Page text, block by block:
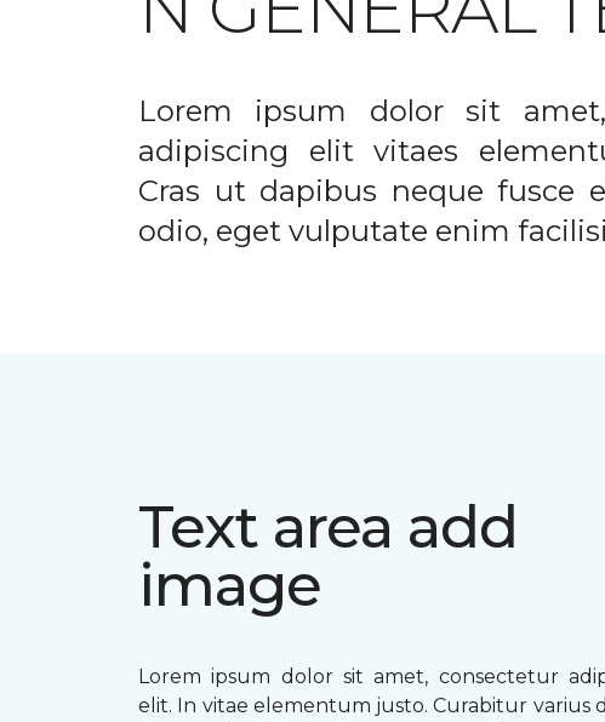
Lorem ipsum dolor sit
adipiscing elit vitaes
Cras ut dapibus neque fusce
odio, eget vulputate enim
Text area add
image
Lorem ipsum dolor sit amet, consectetur
elit. In vitae elementum justo. Curabitur varius